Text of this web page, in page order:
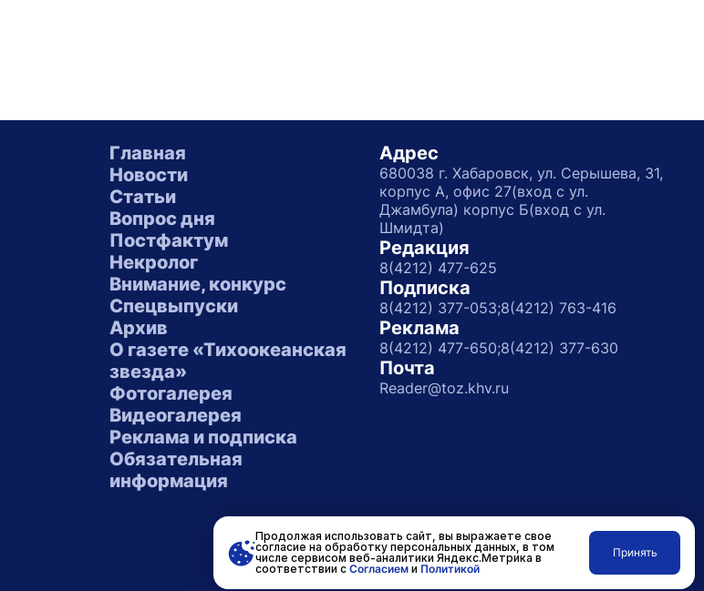
Главная
Новости
Статьи
Вопрос дня
Постфактум
Некролог
Внимание, конкурс
Спецвыпуски
Архив
О газете «Тихоокеанская
звезда»
Фотогалерея
Видеогалерея
Реклама и подписка
Обязательная
информация
Адрес
680038 г. Хабаровск, ул. Серышева, 31,
корпус А, офис 27(вход с ул.
Джамбула) корпус Б(вход с ул.
Шмидта)
Редакция
8(4212) 477-625
Подписка
8(4212) 377-053;8(4212) 763-416
Реклама
8(4212) 477-650;8(4212) 377-630
Почта
Reader@toz.khv.ru
Разработано вRASA
Продолжая использовать сайт, вы выражаете свое
согласие на обработку персональных данных, в том
числе сервисом веб-аналитики Яндекс.Метрика в
соответствии с Согласиеми Политикой
Принять